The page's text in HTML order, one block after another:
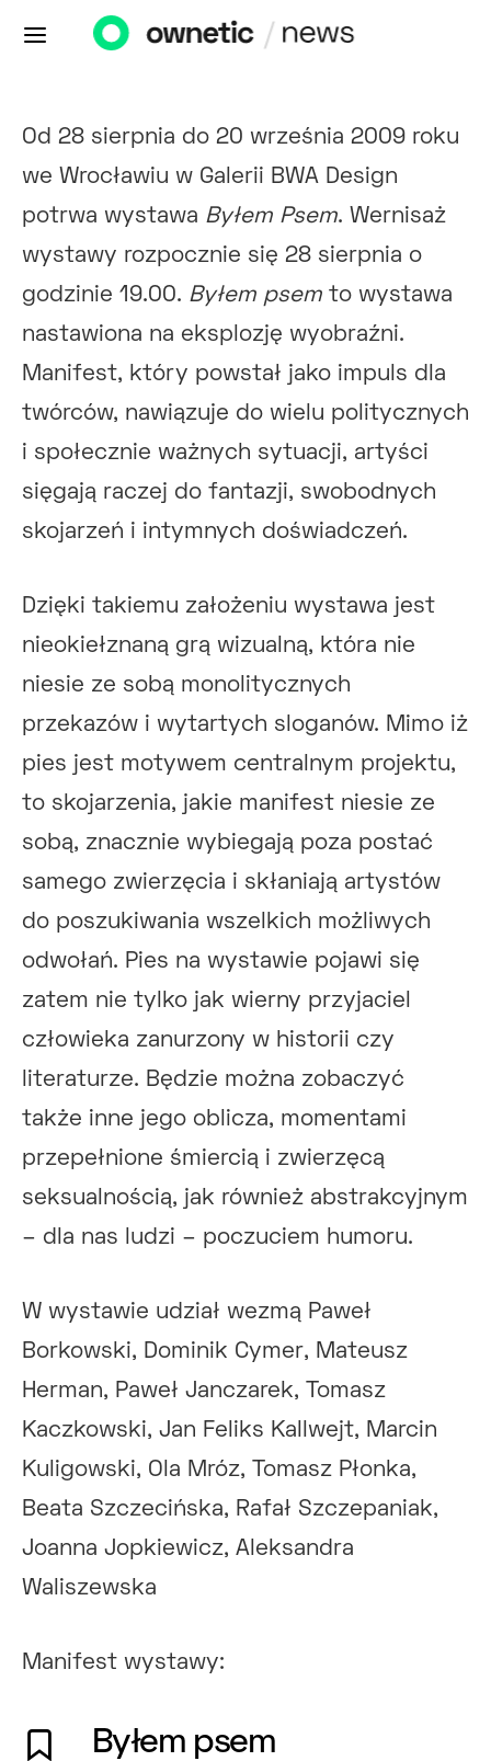
Od 28 sierpnia do 20 września 2009 roku
we Wrocławiu w Galerii BWA Design
potrwa wystawa Byłem Psem. Wernisaż
wystawy rozpocznie się 28 sierpnia o
godzinie 19.00. Byłem psem to wystawa
nastawiona na eksplozję wyobraźni.
Manifest, który powstał jako impuls dla
twórców, nawiązuje do wielu politycznych
i społecznie ważnych sytuacji, artyści
sięgają raczej do fantazji, swobodnych
skojarzeń i intymnych doświadczeń.
Dzięki takiemu założeniu wystawa jest
nieokiełznaną grą wizualną, która nie
niesie ze sobą monolitycznych
przekazów i wytartych sloganów. Mimo iż
pies jest motywem centralnym projektu,
to skojarzenia, jakie manifest niesie ze
sobą, znacznie wybiegają poza postać
samego zwierzęcia i skłaniają artystów
do poszukiwania wszelkich możliwych
odwołań. Pies na wystawie pojawi się
zatem nie tylko jak wierny przyjaciel
człowieka zanurzony w historii czy
literaturze. Będzie można zobaczyć
także inne jego oblicza, momentami
przepełnione śmiercią i zwierzęcą
seksualnością, jak również abstrakcyjnym
– dla nas ludzi – poczuciem humoru.
W wystawie udział wezmą Paweł
Borkowski, Dominik Cymer, Mateusz
Herman, Paweł Janczarek, Tomasz
Kaczkowski, Jan Feliks Kallwejt, Marcin
Kuligowski, Ola Mróz, Tomasz Płonka,
Beata Szczecińska, Rafał Szczepaniak,
Joanna Jopkiewicz, Aleksandra
Waliszewska
Manifest wystawy:
Byłem psem